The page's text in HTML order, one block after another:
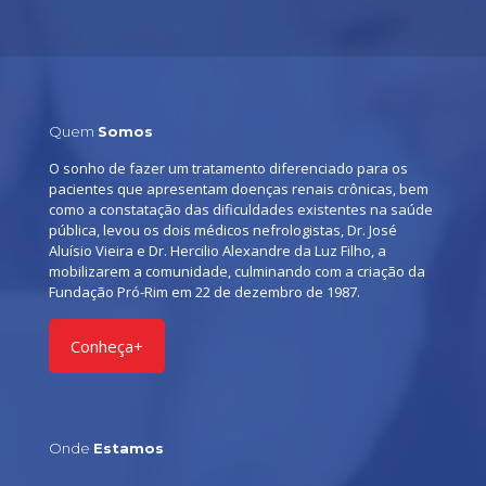
Quem Somos
O sonho de fazer um tratamento diferenciado para os
pacientes que apresentam doenças renais crônicas, bem
como a constatação das dificuldades existentes na saúde
pública, levou os dois médicos nefrologistas, Dr. José
Aluísio Vieira e Dr. Hercilio Alexandre da Luz Filho, a
mobilizarem a comunidade, culminando com a criação da
Fundação Pró-Rim em 22 de dezembro de 1987.
Conheça+
Onde Estamos